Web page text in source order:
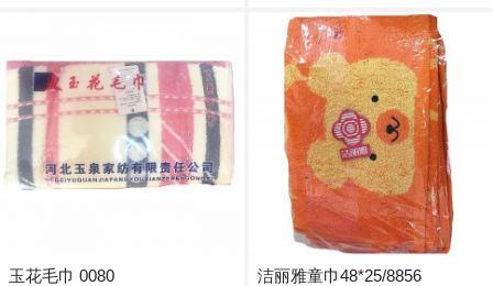
玉花毛巾 0080 洁丽雅童巾48*25/8856